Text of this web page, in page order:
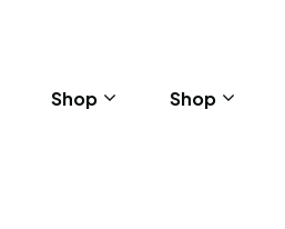
Shop Shop